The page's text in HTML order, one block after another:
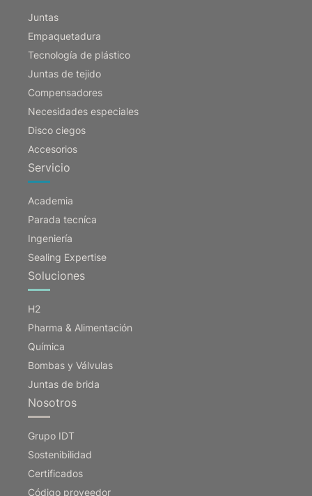
Juntas
Empaquetadura
Tecnología de plástico
Juntas de tejido
Compensadores
Necesidades especiales
Disco ciegos
Accesorios
Servicio
Academia
Parada tecníca
Ingeniería
Sealing Expertise
Soluciones
H2
Pharma & Alimentación
Química
Bombas y Válvulas
Juntas de brida
Nosotros
Grupo IDT
Sostenibilidad
Certificados
Código proveedor